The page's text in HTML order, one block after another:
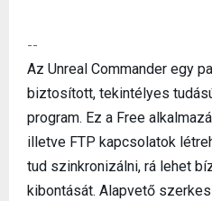
--
Az Unreal Commander egy
biztosított, tekintélyes
program. Ez a Free
illetve FTP kapcsolatok
tud szinkronizálni, rá lehet
kibontását. Alapvető